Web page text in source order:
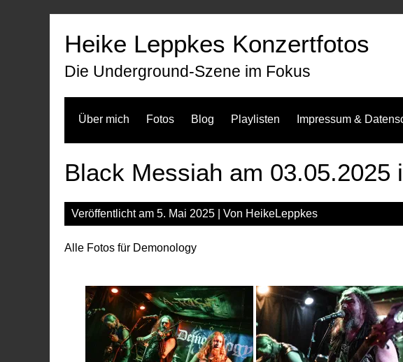
Heike Leppkes Konzertfotos
Die Underground-Szene im Fokus
Über mich Fotos Blog Playlisten Impressum &
Black Messiah am 03.05.2025
Veröffentlicht am 5. Mai 2025 | Von HeikeLeppkes
Alle Fotos für Demonology